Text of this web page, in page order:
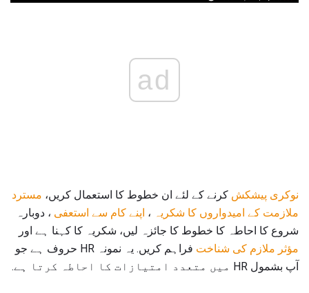
ad
نوکری پیشکش کرنے کے لئے ان خطوط کا استعمال کریں، مسترد
ملازمت کے امیدواروں کا شکریہ ، اپنے کام سے استعفی ، دوبارہ
شروع کا احاطہ کا خطوط کا جائزہ لیں، شکریہ کا کہنا ہے اور
مؤثر ملازم کی شناخت
فراہم کریں. یہ نمونہ HR حروف ہے جو
آپ بشمول HR میں متعدد امتیازات کا احاطہ کرتا ہے.